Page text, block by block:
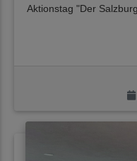
Aktionstag "Der